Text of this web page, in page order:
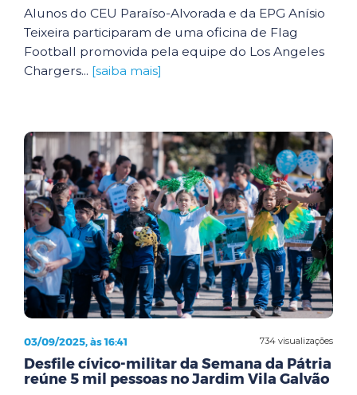
Alunos do CEU Paraíso-Alvorada e da EPG Anísio
Teixeira participaram de uma oficina de Flag
Football promovida pela equipe do Los Angeles
Chargers... [saiba mais]
734 visualizações
03/09/2025, às 16:41
Desfile cívico-militar da Semana da Pátria
reúne 5 mil pessoas no Jardim Vila Galvão